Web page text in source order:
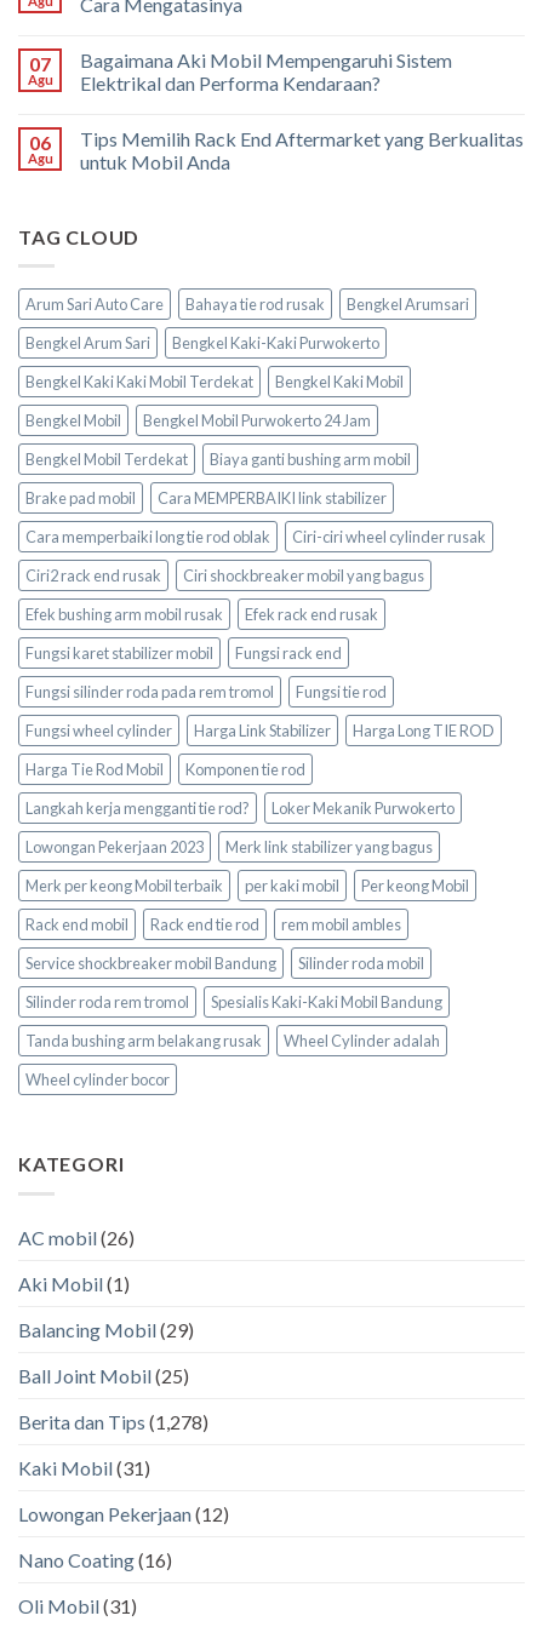
07
Agu
Bagaimana Aki Mobil Mempengaruhi Sistem
Elektrikal dan Performa Kendaraan?
06
Agu
Tips Memilih Rack End Aftermarket yang Berkualitas
untuk Mobil Anda
TAG CLOUD
Arum Sari Auto Care Bahaya tie rod rusak
Bengkel Arumsari
Bengkel Arum Sari
Bengkel Kaki-Kaki Purwokerto
Bengkel Kaki Kaki Mobil Terdekat
Bengkel Kaki Mobil
Bengkel Mobil
Bengkel Mobil Purwokerto 24 Jam
Bengkel Mobil Terdekat
Biaya ganti bushing arm mobil
Brake pad mobil
Cara MEMPERBAIKI link stabilizer
Cara memperbaiki long tie rod oblak
Ciri-ciri wheel cylinder rusak
Ciri2 rack end rusak
Ciri shockbreaker mobil yang bagus
Efek bushing arm mobil rusak
Efek rack end rusak
Fungsi karet stabilizer mobil
Fungsi rack end
Fungsi silinder roda pada rem tromol
Fungsi tie rod
Fungsi wheel cylinder
Harga Link Stabilizer
Harga Long TIE ROD
Harga Tie Rod Mobil
Komponen tie rod
Langkah kerja mengganti tie rod?
Loker Mekanik Purwokerto
Lowongan Pekerjaan 2023
Merk link stabilizer yang bagus
Merk per keong Mobil terbaik
per kaki mobil
Per keong Mobil
Rack end mobil
Rack end tie rod
rem mobil ambles
Service shockbreaker mobil Bandung
Silinder roda mobil
Silinder roda rem tromol
Spesialis Kaki-Kaki Mobil Bandung
Tanda bushing arm belakang rusak
Wheel Cylinder adalah
Wheel cylinder bocor
KATEGORI
AC mobil(26)
Aki Mobil(1)
Balancing Mobil(29)
Ball Joint Mobil(25)
Berita dan Tips (1,278)
Kaki Mobil(31)
Lowongan Pekerjaan(12)
Nano Coating(16)
Oli Mobil(31)